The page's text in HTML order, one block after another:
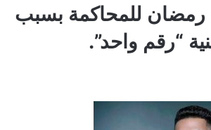
رمضان للمحاكمة بسبب
“رقم واحد”.